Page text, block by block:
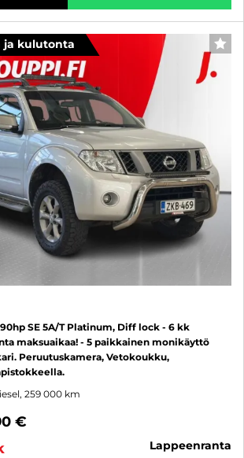
ja kulutonta
SE 5A/T Platinum, Diff lock - 6 kk
maksuaikaa! - 5 paikkainen monikäyttö
Peruutuskamera, Vetokoukku,
259 000 km
€
lappeenranta